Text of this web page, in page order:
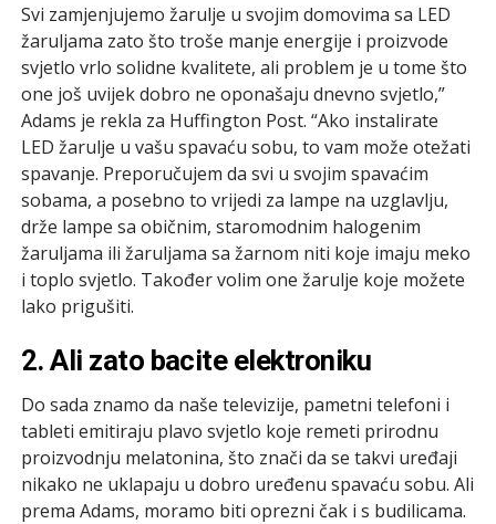
Svi zamjenjujemo žarulje u svojim domovima sa LED
žaruljama zato što troše manje energije i proizvode
svjetlo vrlo solidne kvalitete, ali problem je u tome što
one još uvijek dobro ne oponašaju dnevno svjetlo,”
Adams je rekla za Huffington Post. “Ako instalirate
LED žarulje u vašu spavaću sobu, to vam može otežati
spavanje. Preporučujem da svi u svojim spavaćim
sobama, a posebno to vrijedi za lampe na uzglavlju,
drže lampe sa običnim, staromodnim halogenim
žaruljama ili žaruljama sa žarnom niti koje imaju meko
i toplo svjetlo. Također volim one žarulje koje možete
lako prigušiti.
2. Ali zato bacite elektroniku
Do sada znamo da naše televizije, pametni telefoni i
tableti emitiraju plavo svjetlo koje remeti prirodnu
proizvodnju melatonina, što znači da se takvi uređaji
nikako ne uklapaju u dobro uređenu spavaću sobu. Ali
prema Adams, moramo biti oprezni čak i s budilicama.